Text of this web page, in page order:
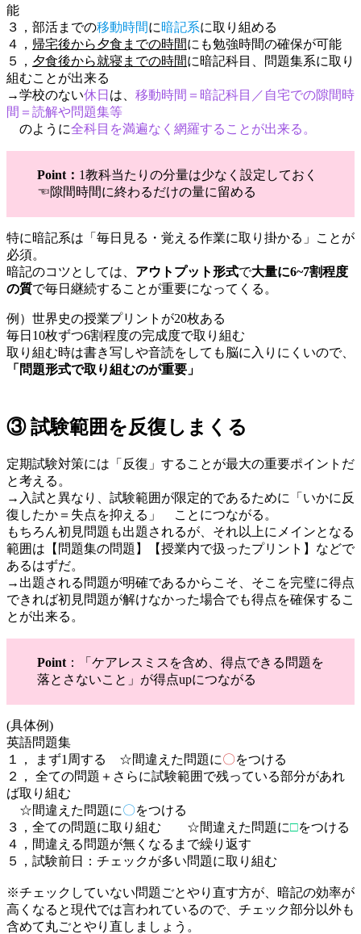
能
３，部活までの移動時間に暗記系に取り組める
４， 帰宅後から夕食までの時間にも勉強時間の確保が可能
５， 夕食後から就寝までの時間に暗記科目、問題集系に取り
組むことが出来る
→学校のない休日 は、 移動時間＝暗記科目／自宅での隙間時
間＝読解や問題集等
のように全科目を満遍なく網羅することが出来る。
Point： 1教科当たりの分量は少なく設定しておく
☜隙間時間に終わるだけの量に留める
特に暗記系は「毎日見る・覚える作業に取り掛かる」ことが
必須。
暗記のコツとしては、 アウトプット形式で大量に6~7割程度
の質で毎日継続することが重要になってくる。
例）世界史の授業プリントが20枚ある
毎日10枚ずつ6割程度の完成度で取り組む
取り組む時は書き写しや音読をしても脳に入りにくいので、
「問題形式で取り組むのが重要」
③ 試験範囲を反復しまくる
定期試験対策には「反復」することが最大の重要ポイントだ
と考える。
→入試と異なり、試験範囲が限定的であるために「いかに反
復したか＝失点を抑える」 ことにつながる。
もちろん初見問題も出題されるが、それ以上にメインとなる
範囲は【問題集の問題】【授業内で扱ったプリント】などで
あるはずだ。
→出題される問題が明確であるからこそ、そこを完璧に得点
できれば初見問題が解けなかった場合でも得点を確保するこ
とが出来る。
Point ：「ケアレスミスを含め、得点できる問題を
落とさないこと」が得点upにつながる
(具体例)
英語問題集
１， まず1周する ☆間違えた問題に〇をつける
２，
全ての問題＋さらに試験範囲で残っている部分があれ
ば取り組む
☆間違えた問題に〇をつける
３，全ての問題に取り組む ☆間違えた問題に□をつける
４，間違える問題が無くなるまで繰り返す
５，試験前日：チェックが多い問題に取り組む
※チェックしていない問題ごとやり直す方が、暗記の効率が
高くなると現代では言われているので、チェック部分以外も
含めて丸ごとやり直しましょう。